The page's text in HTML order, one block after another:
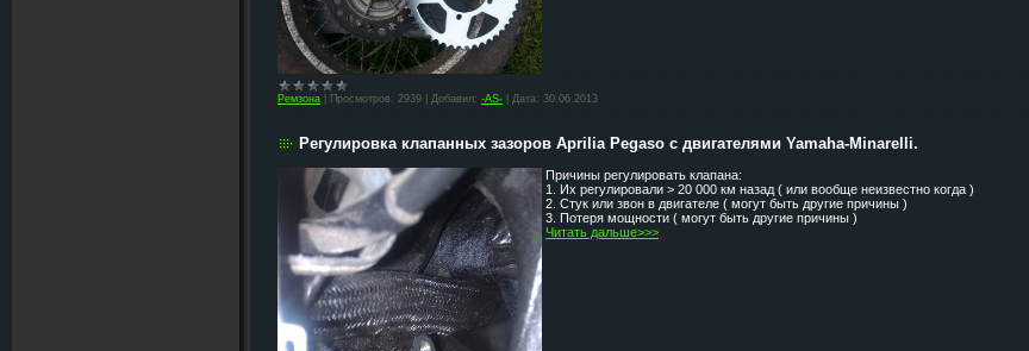
Ремзона Просмотров: 2939 Добавил: -AS- Дата: 30.06.2013
Регулировка клапанных зазоров Aprilia Pegaso с двигателями Yamaha-Minarelli.
Причины регулировать клапана:
1. Их регулировали > 20 000 км назад ( или вообще неизвестно когда )
2. Стук или звон в двигателе ( могут быть другие причины )
3. Потеря мощности ( могут быть другие причины )
Читать дальше>>>